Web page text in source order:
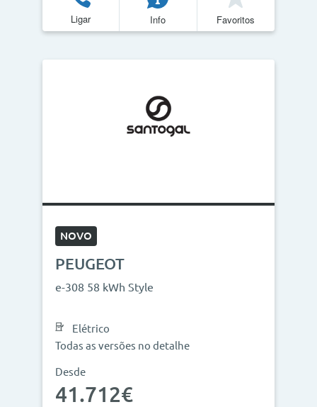
Ligar Info Favoritos
NOVO
PEUGEOT
e-308 58 kWh Style
Elétrico
Todas as versões no detalhe
Desde
41.712€